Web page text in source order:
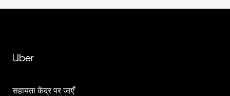
Uber
सहायता केंद्र पर जाएँ